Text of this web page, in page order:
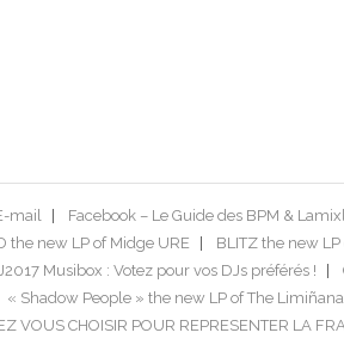
mail Facebook – Le Guide des BPM &
the new LP of Midge URE
BLITZ the new
Musibox : Votez pour vos DJs préférés !
« Shadow People » the new LP of The
VOUS CHOISIR POUR REPRESENTER LA